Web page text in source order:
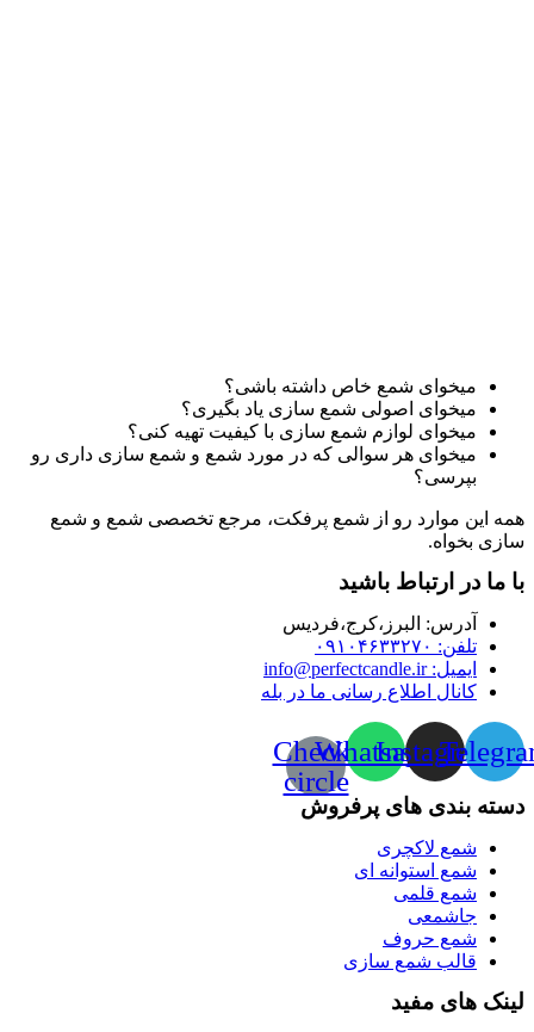
میخوای شمع خاص داشته باشی؟
میخوای اصولی شمع سازی یاد بگیری؟
میخوای لوازم شمع سازی با کیفیت تهیه کنی؟
میخوای هر سوالی که در مورد شمع و شمع سازی داری رو
بپرسی؟
همه این موارد رو از شمع پرفکت، مرجع تخصصی شمع و شمع
سازی بخواه.
با ما در ارتباط باشید
آدرس:‌ البرز،کرج،فردیس
تلفن: ۰۹۱۰۴۶۳۳۲۷۰
ایمیل: info@perfectcandle.ir
کانال اطلاع رسانی ما در بله
Instagram
Whatsapp
Check-
circle
دسته بندی های پرفروش
شمع لاکچری
شمع استوانه ای
شمع قلمی
جاشمعی
شمع حروف
قالب شمع سازی
لینک های مفید